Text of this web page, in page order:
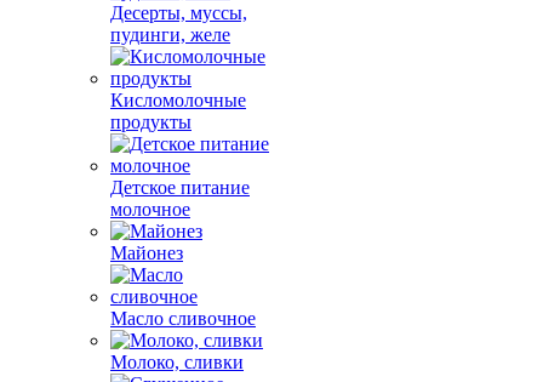
Десерты, муссы,
пудинги, желе
Кисломолочные
продукты
Детское питание
молочное
Майонез
Масло сливочное
Молоко, сливки